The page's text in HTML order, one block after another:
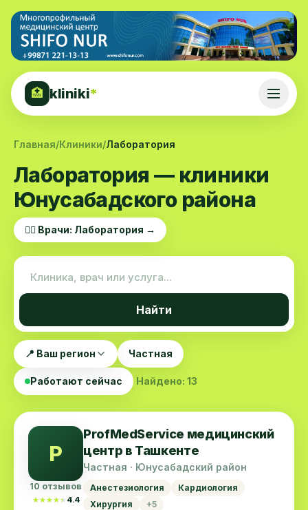
🏥 kliniki*
Главная/Клиники/Лаборатория
Лаборатория — клиники
Юнусабадского района
👨‍⚕️ Врачи: Лаборатория →
Найти
📍 Ваш регион Частная
Работают сейчас Найдено: 13
P
10 отзывов
★★★★★
★★★★★ 4.4
ProfMedService медицинский
центр в Ташкенте
Частная · Юнусабадский район
Анестезиология
Кардиология
Хирургия
+5